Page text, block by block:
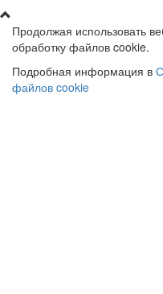
Продолжая использовать
обработку файлов cookie.
Подробная информация в
файлов cookie